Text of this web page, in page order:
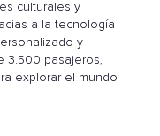
culturales y
a la tecnología
y
3.500 pasajeros,
explorar el mundo